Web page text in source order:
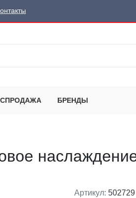
БРЕНДЫ
Артикул: 502729